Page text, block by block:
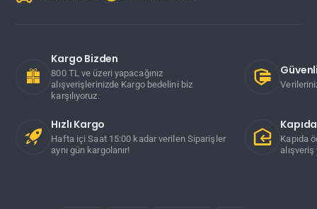
Kargo Bizden
800 TL ve üzeri yapacağınız
alışverişlerinizde Kargo bedelini biz
karşılıyoruz.
Hızlı Kargo
Hafta içi Saat 15:00 kadar verilen Siparişler
aynı gün kargolanır!
Kapıda